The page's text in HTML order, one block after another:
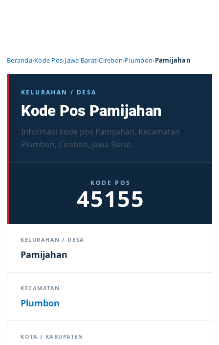
Beranda›Kode Pos›Jawa Barat›Cirebon›Plumbon›Pamijahan
KELURAHAN / DESA
Kode Pos Pamijahan
Informasi kode pos Pamijahan, Kecamatan
Plumbon, Cirebon, Jawa Barat.
KODE POS
45155
KELURAHAN / DESA
Pamijahan
KECAMATAN
Plumbon
KOTA / KABUPATEN